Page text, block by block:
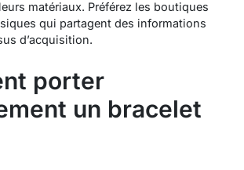
matériaux. Préférez les boutiques
qui partagent des informations
d’acquisition.
porter
un bracelet